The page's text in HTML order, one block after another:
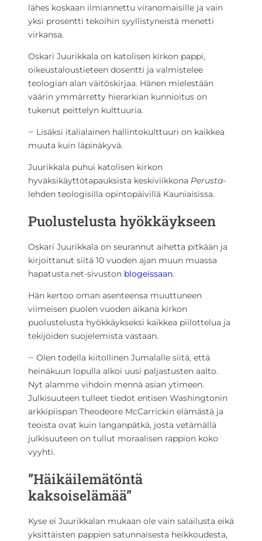
lähes koskaan ilmiannettu viranomaisille ja vain
yksi prosentti tekoihin syyllistyneistä menetti
virkansa.
Oskari Juurikkala on katolisen kirkon pappi,
oikeustaloustieteen dosentti ja valmistelee
teologian alan väitöskirjaa. Hänen mielestään
väärin ymmärretty hierarkian kunnioitus on
tukenut peittelyn kulttuuria.
‒ Lisäksi italialainen hallintokulttuuri on kaikkea
muuta kuin läpinäkyvä.
Juurikkala puhui katolisen kirkon
hyväksikäyttötapauksista keskiviikkona Perusta-
lehden teologisilla opintopäivillä Kauniaisissa.
Puolustelusta hyökkäykseen
Oskari Juurikkala on seurannut aihetta pitkään ja
kirjoittanut siitä 10 vuoden ajan muun muassa
hapatusta.net-sivuston blogeissaan.
Hän kertoo oman asenteensa muuttuneen
viimeisen puolen vuoden aikana kirkon
puolustelusta hyökkäykseksi kaikkea piilottelua ja
tekijöiden suojelemista vastaan.
‒ Olen todella kiitollinen Jumalalle siitä, että
heinäkuun lopulla alkoi uusi paljastusten aalto.
Nyt alamme vihdoin mennä asian ytimeen.
Julkisuuteen tulleet tiedot entisen Washingtonin
arkkipiispan Theodeore McCarrickin elämästä ja
teoista ovat kuin langanpätkä, josta vetämällä
julkisuuteen on tullut moraalisen rappion koko
vyyhti.
”Häikäilemätöntä
kaksoiselämää”
Kyse ei Juurikkalan mukaan ole vain salailusta eikä
yksittäisten pappien satunnaisesta heikkoudesta,